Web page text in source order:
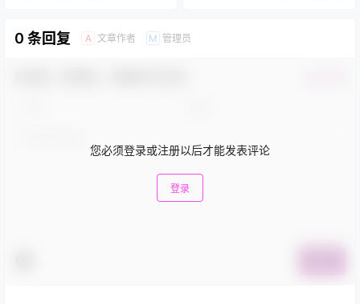
0 条回复 A 文章作者 M 管理员
您必须登录或注册以后才能发表评论
登录